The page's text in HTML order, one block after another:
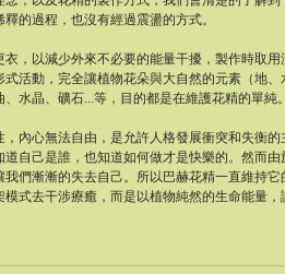
的過程，也沒有經過震盪的方式。
衣，以減少外來不必要的能量干擾，製作時取
活動，完全讓植物花朵與大自然的元素（地
水晶、礦石...等，目的都是在維護花精的單純
，內心無法自由，是允許人格發展衝突和失衡
自己是誰，也知道如何做才是快樂的。然而
們漸漸的失去自己。所以巴赫花精一直維持
式去干涉療癒，而是以植物純然的生命能量